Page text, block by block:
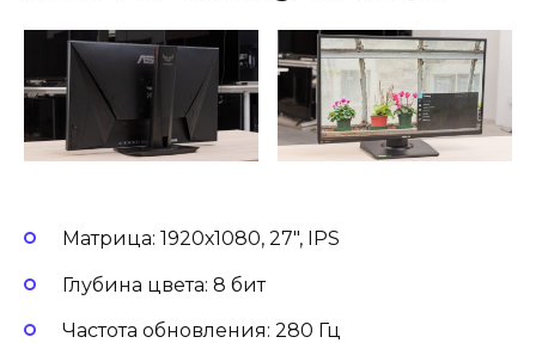
Матрица: 1920х1080, 27″, IPS
Глубина цвета: 8 бит
Частота обновления: 280 Гц